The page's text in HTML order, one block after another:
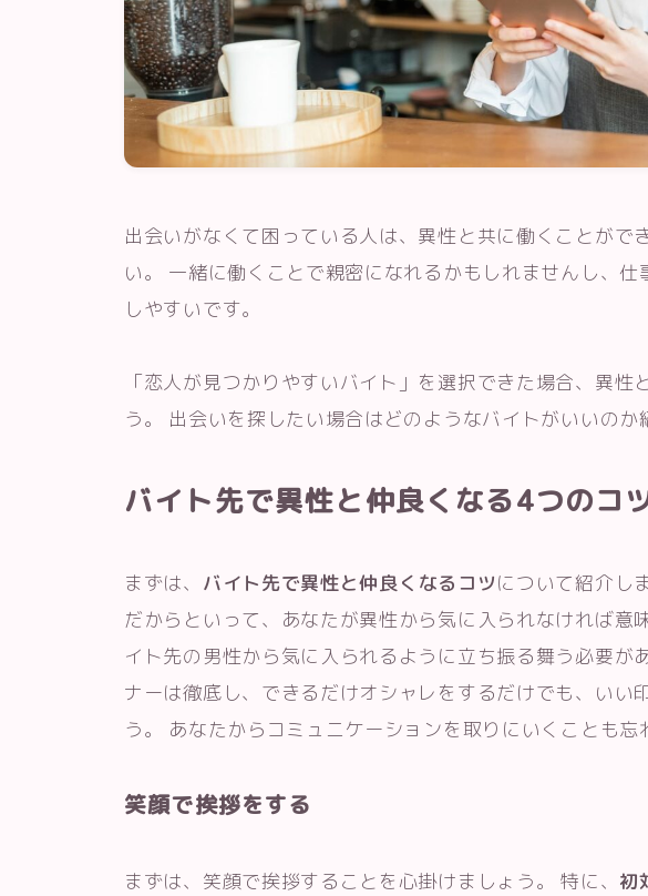
出会いがなくて困っている人は、異性と共に働くことがで
い。 一緒に働くことで親密になれるかもしれませんし、
しやすいです。
「恋人が見つかりやすいバイト」を選択できた場合、異性
う。 出会いを探したい場合はどのようなバイトがいいのか
バイト先で異性と仲良くなる4つのコ
まずは、 バイト先で異性と仲良くなるコツについて紹介し
だからといって、あなたが異性から気に入られなければ意
イト先の男性から気に入られるように立ち振る舞う必要が
ナーは徹底し、できるだけオシャレをするだけでも、いい
う。 あなたからコミュニケーションを取りにいくことも忘
笑顔で挨拶をする
まずは、笑顔で挨拶することを心掛けましょう。 特に、 初